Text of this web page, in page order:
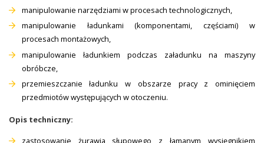
manipulowanie narzędziami w procesach technologicznych,
manipulowanie ładunkami (komponentami, częściami) w
procesach montażowych,
manipulowanie ładunkiem podczas załadunku na maszyny
obróbcze,
przemieszczanie ładunku w obszarze pracy z ominięciem
przedmiotów występujących w otoczeniu.
Opis techniczny:
zastosowanie żurawia słupowego z łamanym wysięgnikiem